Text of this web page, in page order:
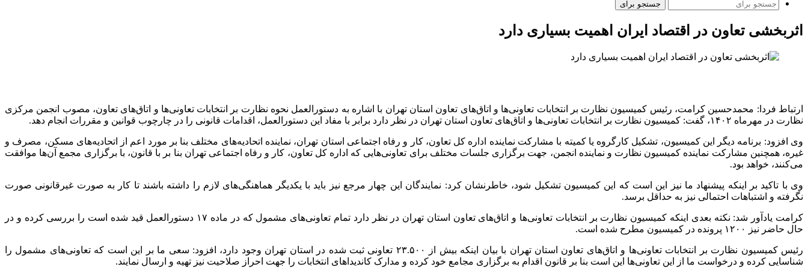
جستجو برای
اثربخشی تعاون در اقتصاد ایران اهمیت بسیاری دارد
ارتباط فردا: محمدحسین کرامت، رئیس کمیسیون نظارت بر انتخابات تعاونی‌ها و اتاق‌های تعاون استان تهران با اشاره به دستورالعمل نحوه نظارت بر انتخابات تعاونی‌ها و اتاق‌های تعاون، مصوب انجمن مرکزی
نظارت در مهرماه ۱۴۰۲، گفت: کمیسیون نظارت بر انتخابات تعاونی‌ها و اتاق‌های تعاون استان تهران در نظر دارد برابر با مفاد این دستورالعمل، اقدامات قانونی را در چارچوب قوانین و مقررات انجام دهد.
وی افزود: برنامه دیگر این کمیسیون، تشکیل کارگروه یا کمیته با مشارکت نماینده اداره کل تعاون، کار و رفاه اجتماعی استان تهران، نماینده اتحادیه‌های مختلف بنا بر مورد اعم از اتحادیه‌های مسکن، مصرف و
غیره، همچنین مشارکت نماینده کمیسیون نظارت و نماینده انجمن، جهت برگزاری جلسات مختلف برای تعاونی‌هایی که اداره کل تعاون، کار و رفاه اجتماعی تهران بنا بر با قانون، با برگزاری مجمع آن‌ها موافقت
می‌کنند، خواهد بود.
وی با تاکید بر اینکه پیشنهاد ما نیز این است که این کمیسیون تشکیل شود، خاطرنشان کرد: نمایندگان این چهار مرجع نیز باید با یکدیگر هماهنگی‌های لازم را داشته باشند تا کار به صورت غیرقانونی صورت
نگرفته و اشتباهات احتمالی نیز به حداقل برسد.
کرامت یادآور شد: نکته بعدی اینکه کمیسیون نظارت بر انتخابات تعاونی‌ها و اتاق‌های تعاون استان تهران در نظر دارد تمام تعاونی‌های مشمول که در ماده ۱۷ دستورالعمل قید شده است را بررسی کرده و در
حال حاضر نیز ۱۲۰۰ پرونده در کمیسیون مطرح شده است.
رئیس کمیسیون نظارت بر انتخابات تعاونی‌ها و اتاق‌های تعاون استان تهران با بیان اینکه بیش از ۲۳.۵۰۰ تعاونی ثبت شده در استان تهران وجود دارد، افزود: سعی ما بر این است که تعاونی‌های مشمول را
شناسایی کرده و درخواست ما از این تعاونی‌ها این است بنا بر قانون اقدام به برگزاری مجامع خود کرده و مدارک کاندیداهای انتخابات را جهت احراز صلاحیت نیز تهیه و ارسال نمایند.